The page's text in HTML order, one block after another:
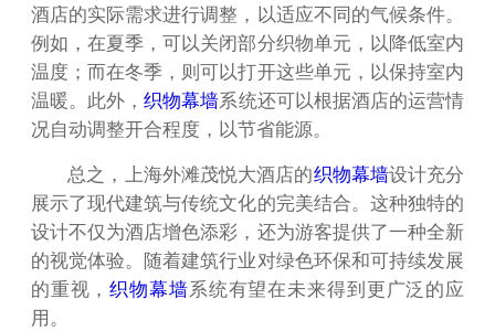
酒店的实际需求进行调整，以适应不同的气候条件。
例如，在夏季，可以关闭部分织物单元，以降低室内
温度；而在冬季，则可以打开这些单元，以保持室内
温暖。此外，织物幕墙系统还可以根据酒店的运营情
况自动调整开合程度，以节省能源。
总之，上海外滩茂悦大酒店的织物幕墙设计充分
展示了现代建筑与传统文化的完美结合。这种独特的
设计不仅为酒店增色添彩，还为游客提供了一种全新
的视觉体验。随着建筑行业对绿色环保和可持续发展
的重视，织物幕墙系统有望在未来得到更广泛的应
用。